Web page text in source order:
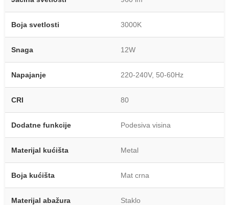
Boja svetlosti 3000K
Snaga 12W
Napajanje 220-240V, 50-60Hz
CRI 80
Dodatne funkcije Podesiva visina
Materijal kućišta Metal
Boja kućišta Mat crna
Materijal abažura Staklo